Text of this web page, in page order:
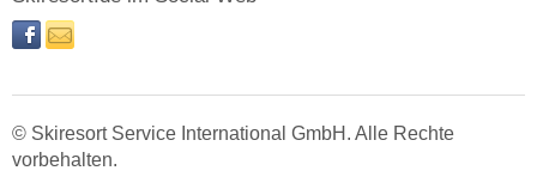
facebooknewsletter
© Skiresort Service International GmbH. Alle Rechte
vorbehalten.